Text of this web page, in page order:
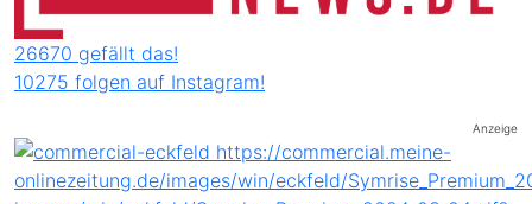
26670 gefällt das!
10275 folgen auf Instagram!
Anzeige